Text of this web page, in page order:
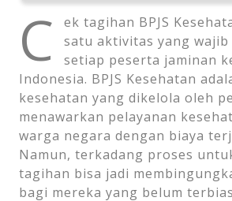
C
ek tagihan BPJS
satu aktivitas yang
setiap peserta jaminan
Indonesia. BPJS Kesehatan
kesehatan yang dikelola oleh
menawarkan pelayanan
warga negara dengan biaya
Namun, terkadang proses
tagihan bisa jadi
bagi mereka yang belum